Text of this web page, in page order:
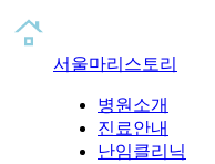
서울마리스토리
병원소개
진료안내
난임클리닉